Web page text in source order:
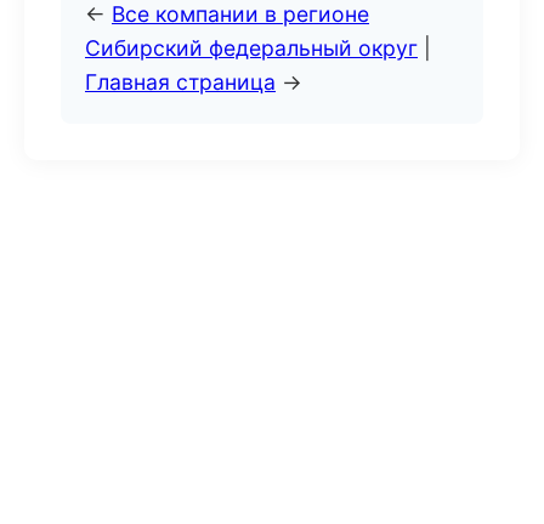
← Все компании в регионе
Сибирский федеральный округ
Главная страница →